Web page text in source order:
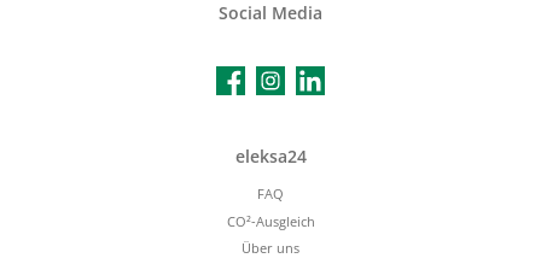
Social Media
FacebookInstagramLinkedIn
eleksa24
FAQ
CO²-Ausgleich
Über uns